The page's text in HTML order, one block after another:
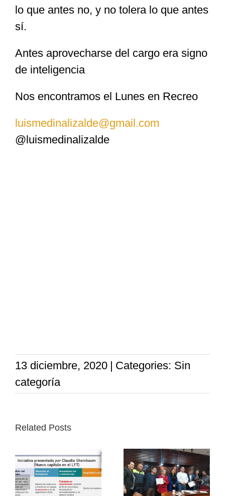
lo que antes no, y no tolera lo que antes
sí.
Antes aprovecharse del cargo era signo
de inteligencia
Nos encontramos el Lunes en Recreo
luismedinalizalde@gmail.com
@luismedinalizalde
13 diciembre, 2020 | Categories: Sin
categoría
Related Posts